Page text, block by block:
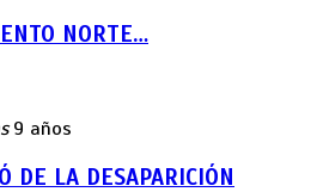
NORTE…
9 años
DE LA DESAPARICIÓN